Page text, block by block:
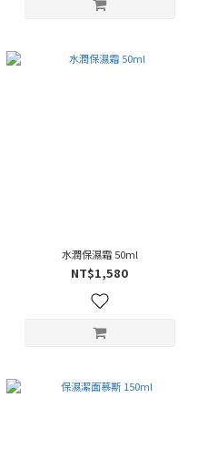
水潤保濕霜 50ml
NT$1,580